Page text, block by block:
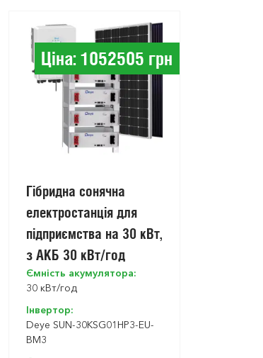
Ціна: 1052505 грн
Гібридна сонячна
електростанція для
підприємства на 30 кВт,
з АКБ 30 кВт/год
Ємність акумулятора:
30 кВт/год
Інвертор:
Deye SUN-30KSG01HP3-EU-
BM3